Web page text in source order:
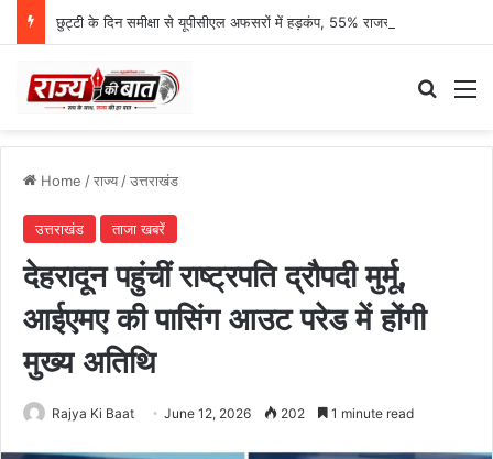
Home /राज्य/उत्तराखंड
उत्तराखंड ताजा खबरें
देहरादून पहुंचीं राष्ट्रपति द्रौपदी मुर्मू,
आईएमए की पासिंग आउट परेड में होंगी
मुख्य अतिथि
Rajya Ki Baat June 12, 2026 202 1 minute read